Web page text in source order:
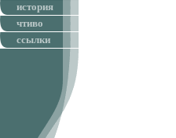
история
чтиво
ссылки